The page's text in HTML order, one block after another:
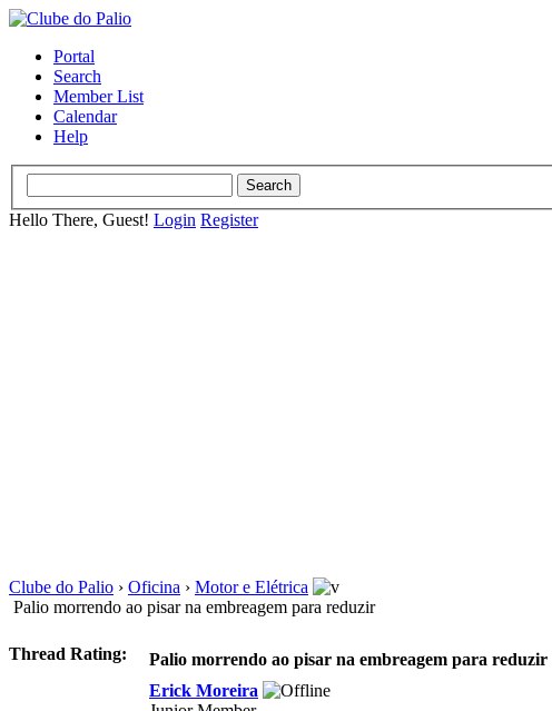
Portal
Search
Member List
Calendar
Help
Hello There, Guest! Login Register
Clube do Palio › Oficina › Motor e Elétrica
Palio morrendo ao pisar na embreagem para reduzir
Thread Rating:
Palio morrendo ao pisar na embreagem para reduzir
Erick Moreira